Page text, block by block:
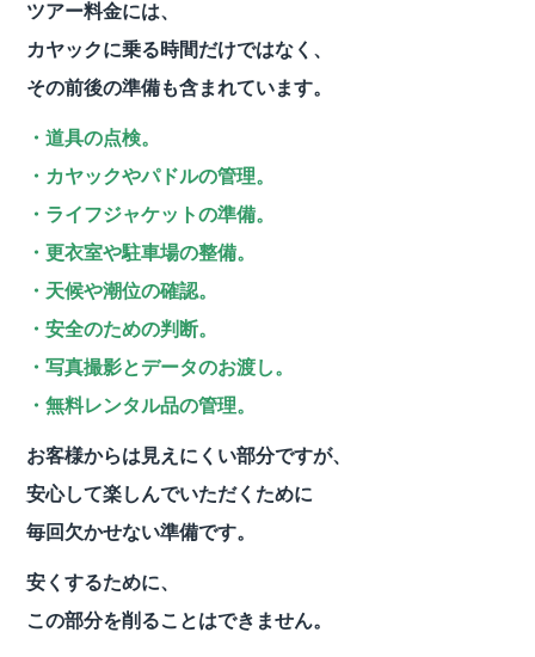
ツアー料金には、
カヤックに乗る時間だけではなく、
その前後の準備も含まれています。
・道具の点検。
・カヤックやパドルの管理。
・ライフジャケットの準備。
・更衣室や駐車場の整備。
・天候や潮位の確認。
・安全のための判断。
・写真撮影とデータのお渡し。
・無料レンタル品の管理。
お客様からは見えにくい部分ですが、
安心して楽しんでいただくために
毎回欠かせない準備です。
安くするために、
この部分を削ることはできません。